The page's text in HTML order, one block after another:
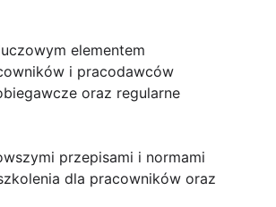
elementem
i pracodawców
oraz regularne
przepisami i normami
dla pracowników oraz